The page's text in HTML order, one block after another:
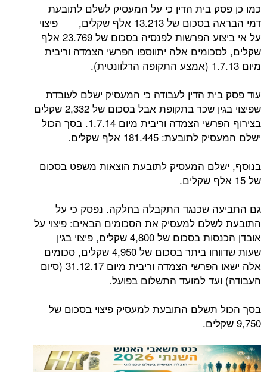
כמו כן פסק בית הדין כי על המעסיק לשלם לתובעת
דמי הבראה בסכום של 13.213 אלף שקלים, פיצוי
על אי ביצוע הפרשות לפנסיה בסכום של 23.769 אלף
שקלים, לסכומים אלה יתווספו הפרשי הצמדה וריבית
מיום 1.7.13 (אמצע התקופה הרלוונטית).
עוד פסק בית הדין לעבודה כי המעסיק ישלם לעובדת
שפיצוי בגין שכר בתקופת אבל בסכום של 2,332 שקלים
בצירוף הפרשי הצמדה וריבית מיום 1.7.14. בסך הכול
ישלם המעסיק לתובעת: 181.445 אלף שקלים.
בנוסף, ישלם המעסיק לתובעת הוצאות משפט בסכום
של 15 אלף שקלים.
גם התביעה שכנגד התקבלה בחלקה. נפסק כי על
התובעת לשלם למעסיק את הסכומים הבאים: פיצוי על
אובדן הכנסות בסכום של 4,800 שקלים, פיצוי בגין
שעות שדווחו ביתר בסכום של 4,950 שקלים, סכומים
אלה ישאו הפרשי הצמדה וריבית מיום 31.12.17 (סיום
העבודה) ועד למועד התשלום בפועל.
בסך הכול תשלם התובעת למעסיק פיצוי בסכום של
9,750 שקלים.